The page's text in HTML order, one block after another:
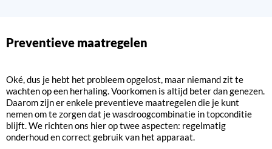
Preventieve maatregelen
Oké, dus je hebt het probleem opgelost, maar niemand zit te
wachten op een herhaling. Voorkomen is altijd beter dan genezen.
Daarom zijn er enkele preventieve maatregelen die je kunt
nemen om te zorgen dat je wasdroogcombinatie in topconditie
blijft. We richten ons hier op twee aspecten: regelmatig
onderhoud en correct gebruik van het apparaat.